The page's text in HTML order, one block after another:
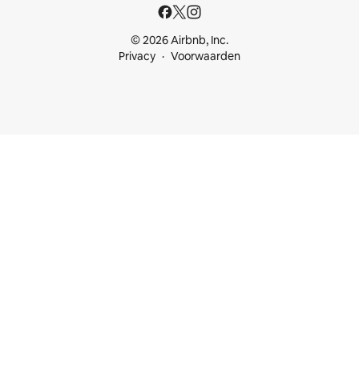
© 2026 Airbnb, Inc.
Privacy
Voorwaarden